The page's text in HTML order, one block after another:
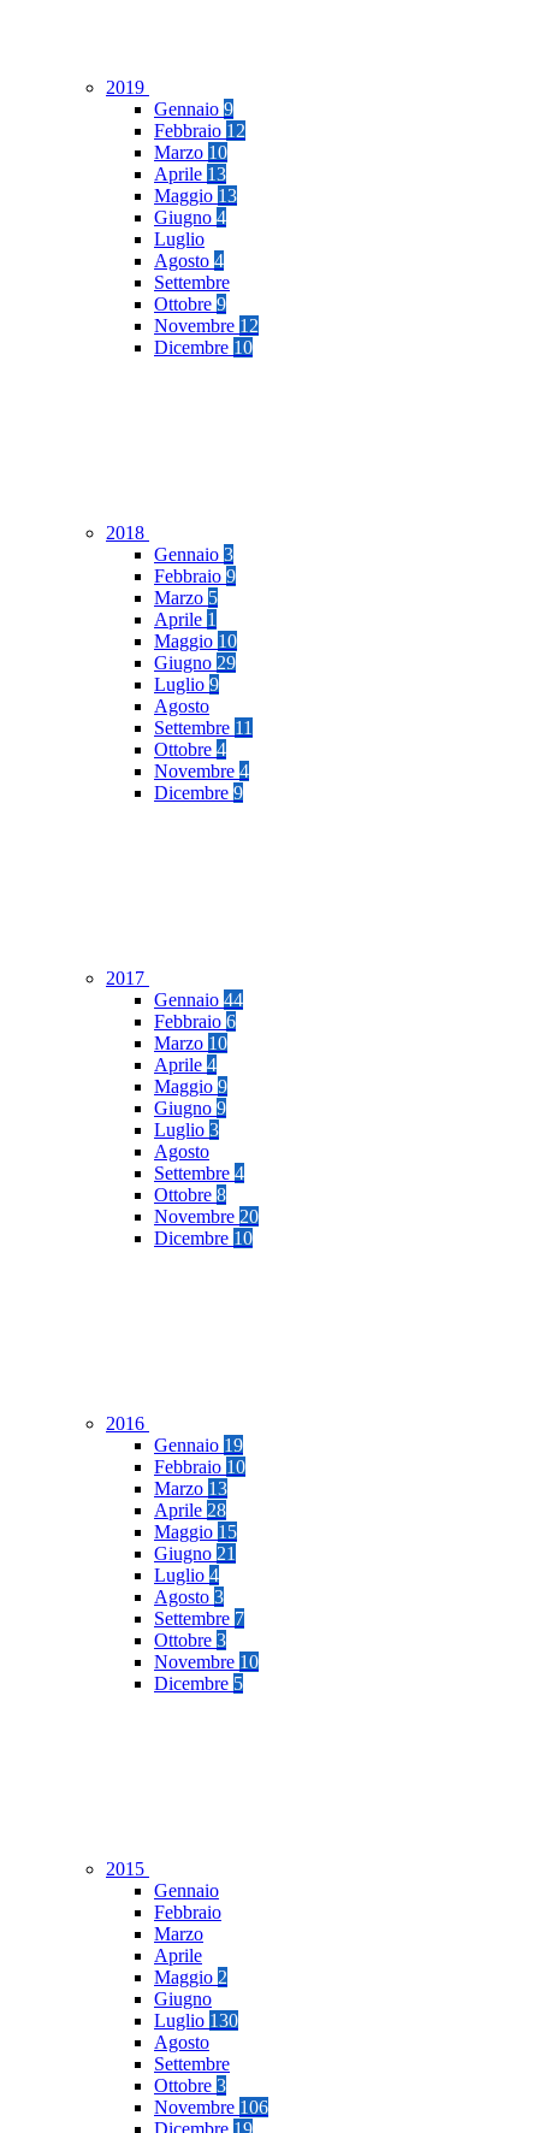
2019
Gennaio 9
Febbraio 12
Marzo 10
Aprile 13
Maggio 13
Giugno 4
Luglio
Agosto 4
Settembre
Ottobre 9
Novembre 12
Dicembre 10
2018
Gennaio 3
Febbraio 9
Marzo 5
Aprile 1
Maggio 10
Giugno 29
Luglio 9
Agosto
Settembre 11
Ottobre 4
Novembre 4
Dicembre 9
2017
Gennaio 44
Febbraio 6
Marzo 10
Aprile 4
Maggio 9
Giugno 9
Luglio 3
Agosto
Settembre 4
Ottobre 8
Novembre 20
Dicembre 10
2016
Gennaio 19
Febbraio 10
Marzo 13
Aprile 28
Maggio 15
Giugno 21
Luglio 4
Agosto 3
Settembre 7
Ottobre 3
Novembre 10
Dicembre 5
2015
Gennaio
Febbraio
Marzo
Aprile
Maggio 2
Giugno
Luglio 130
Agosto
Settembre
Ottobre 3
Novembre 106